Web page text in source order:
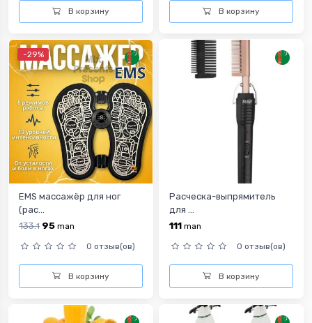
В корзину В корзину
-29%
EMS массажёр для ног
(рас...
133.1 95 man
0 отзыв(ов)
В корзину
Расческа-выпрямитель
для ...
111 man
0 отзыв(ов)
В корзину